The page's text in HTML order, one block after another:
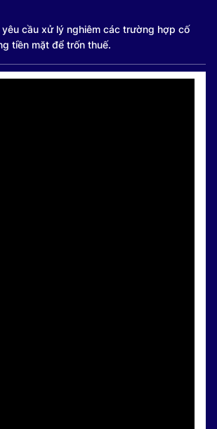
cầu xử lý nghiêm các trường hợp cố
tiền mặt để trốn thuế.